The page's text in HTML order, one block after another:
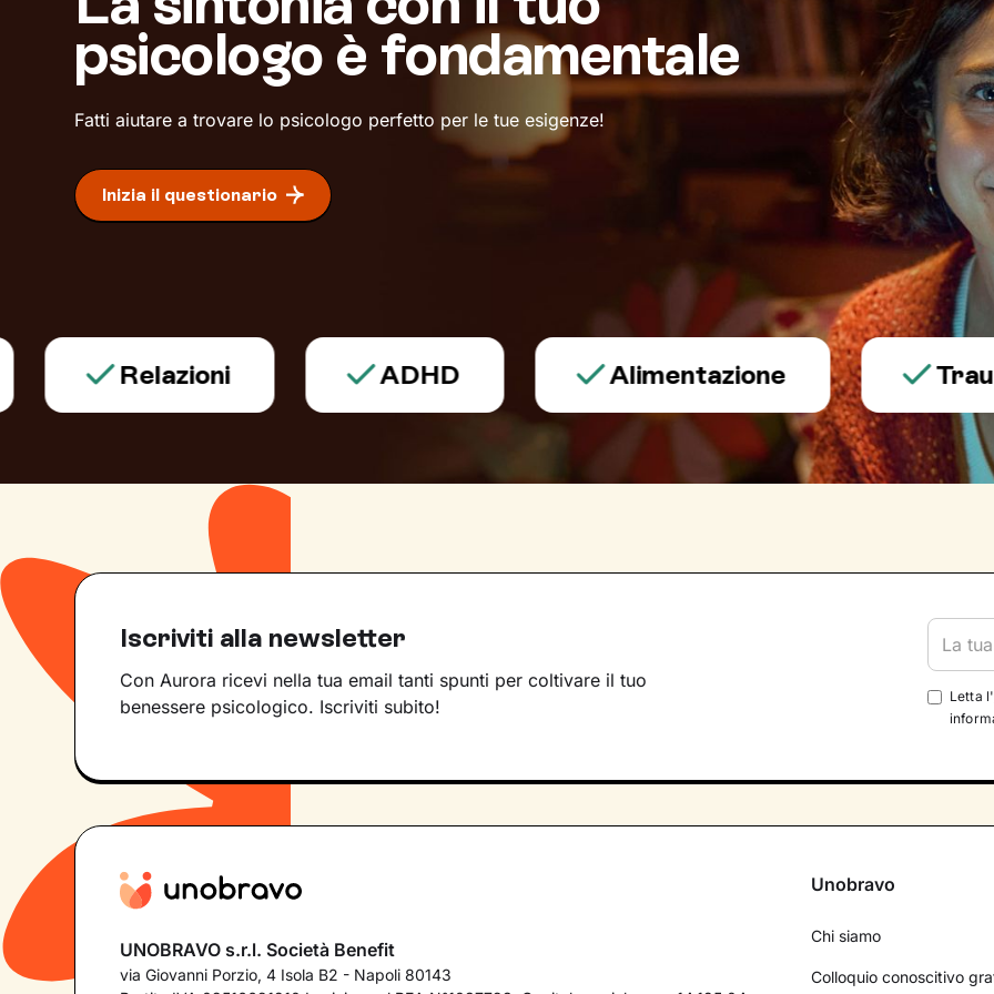
psicologo è fondamentale
Fatti aiutare a trovare lo psicologo perfetto per le tue esigenze!
Inizia il questionario
Relazioni ADHD Alimentazione Trauma e
Iscriviti alla newsletter
Con Aurora ricevi nella tua email tanti spunti per coltivare il tuo
benessere psicologico. Iscriviti subito!
Letta l'
UNOBRAVO s.r.l. Società Benefit
via Giovanni Porzio, 4 Isola B2 - Napoli 80143
Unobravo
Chi siamo
Colloquio conoscitivo